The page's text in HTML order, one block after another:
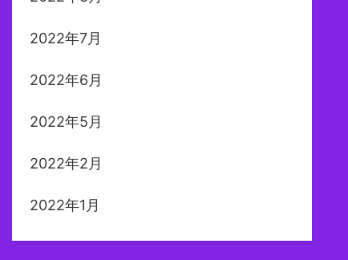
2022年7月
2022年6月
2022年5月
2022年2月
2022年1月